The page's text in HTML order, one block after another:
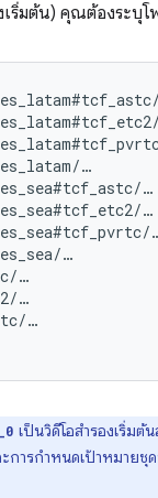
งเริ่มต้น) คุณต้องระ
…
…
…
…
…
…
…
เป็นวิดีโอสำรองเริ่ม
รกำหนดเป้าหมายชุด